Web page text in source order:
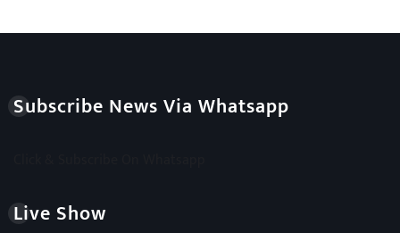
Subscribe News Via Whatsapp
Live Show